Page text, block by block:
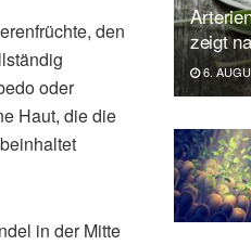
den
oder
Haut, die die
in der Mitte
zeigt
6.